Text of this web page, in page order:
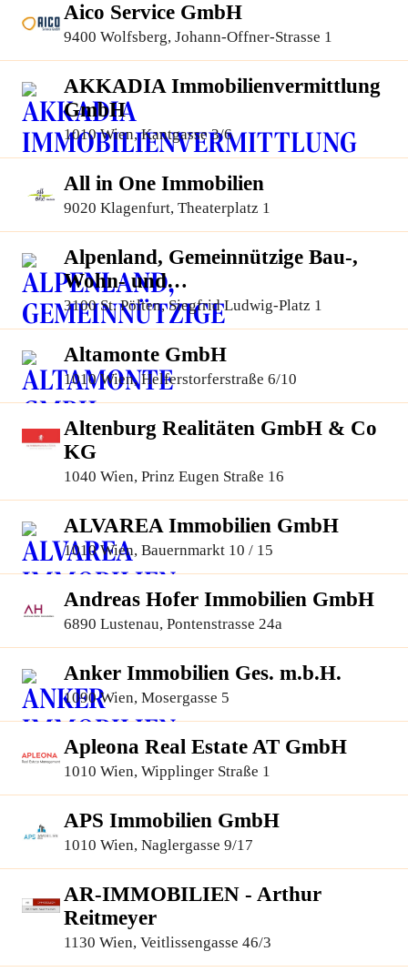
Aico Service GmbH
9400 Wolfsberg, Johann-Offner-Strasse 1
AKKADIA Immobilienvermittlung
GmbH
1010 Wien, Kantgasse 3/6
All in One Immobilien
9020 Klagenfurt, Theaterplatz 1
Alpenland, Gemeinnützige Bau-,
Wohn- und
Siedlungsgenossenschaft
3100 St. Pölten, Siegfrid Ludwig-Platz 1
Altamonte GmbH
1010 Wien, Helferstorferstraße 6/10
Altenburg Realitäten GmbH & Co
KG
1040 Wien, Prinz Eugen Straße 16
ALVAREA Immobilien GmbH
1010 Wien, Bauernmarkt 10 / 15
Andreas Hofer Immobilien GmbH
6890 Lustenau, Pontenstrasse 24a
Anker Immobilien Ges. m.b.H.
1090 Wien, Mosergasse 5
Apleona Real Estate AT GmbH
1010 Wien, Wipplinger Straße 1
APS Immobilien GmbH
1010 Wien, Naglergasse 9/17
AR-IMMOBILIEN - Arthur
Reitmeyer
1130 Wien, Veitlissengasse 46/3